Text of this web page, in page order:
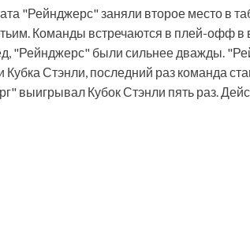
"Рейнджерс" заняли второе место в
Команды встречаются в плей-офф в
"Рейнджерс" были сильнее дважды.
Стэнли, последний раз команда
выигрывал Кубок Стэнли пять раз.